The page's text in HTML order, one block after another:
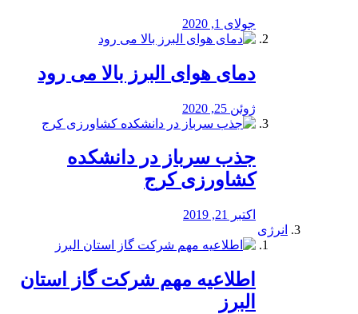
جولای 1, 2020
دمای هوای البرز بالا می رود
ژوئن 25, 2020
جذب سرباز در دانشکده
کشاورزی کرج
اکتبر 21, 2019
انرژی
️اطلاعیه مهم شرکت گاز استان
البرز